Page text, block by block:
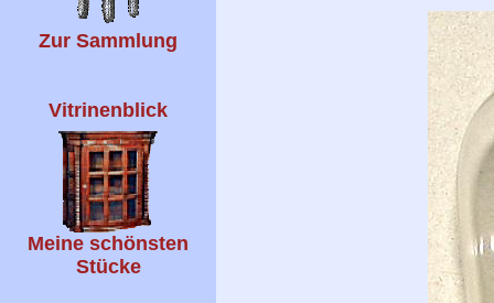
Zur Sammlung
Vitrinenblick
Meine schönsten
Stücke